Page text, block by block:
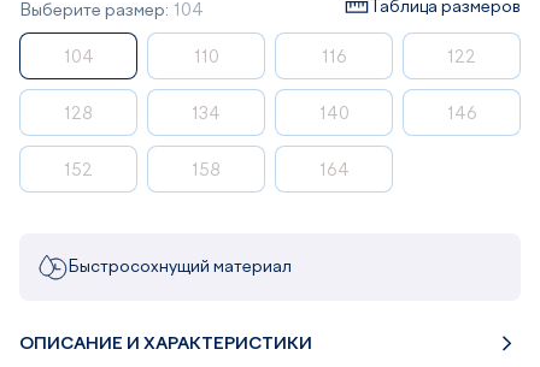
Выберите размер: 104 Таблица размеров
104 110 116 122
128 134 140 146
152 158 164
Быстросохнущий материал
ОПИСАНИЕ И ХАРАКТЕРИСТИКИ